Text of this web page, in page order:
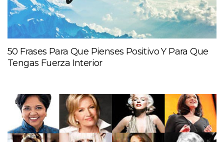
50 Frases Para Que Pienses Positivo Y Para Que
Tengas Fuerza Interior